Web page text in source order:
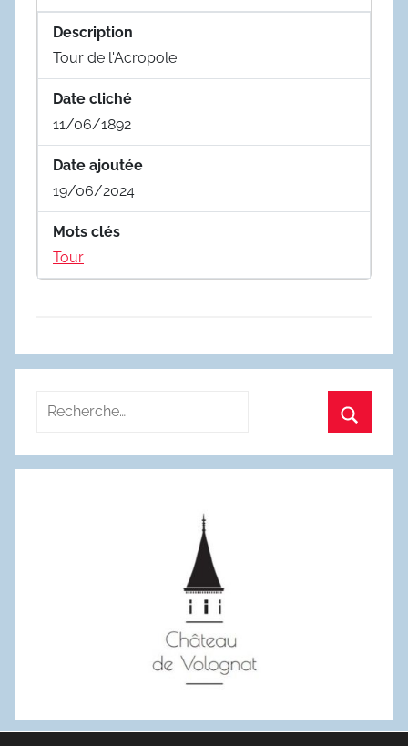
Description
Tour de l'Acropole
Date cliché
11/06/1892
Date ajoutée
19/06/2024
Mots clés
Tour
Recherche
: